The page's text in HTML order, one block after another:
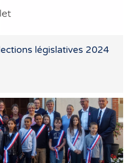
législatives 2024